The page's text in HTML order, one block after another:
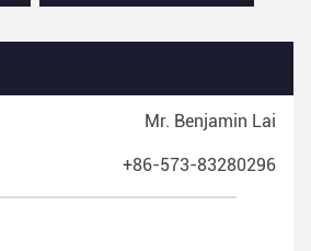
Mr. Benjamin Lai
+86-573-83280296